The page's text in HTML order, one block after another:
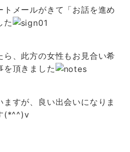
メールがきて「お話を進め
た
ら、此方の女性もお見合い希
を頂きました
すが、 良い出会いになりま
(*^^)v